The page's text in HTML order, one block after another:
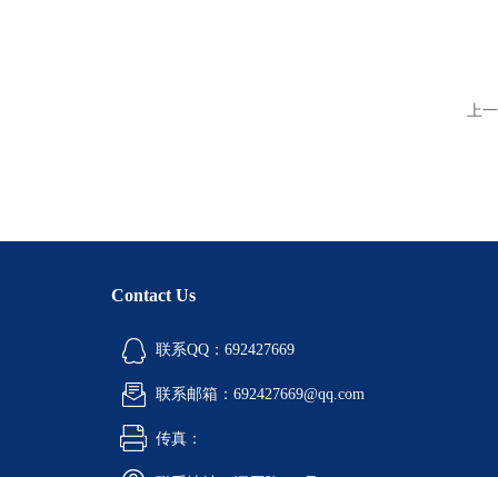
上
Contact Us
联系QQ：692427669
联系邮箱：692427669@qq.com
传真：